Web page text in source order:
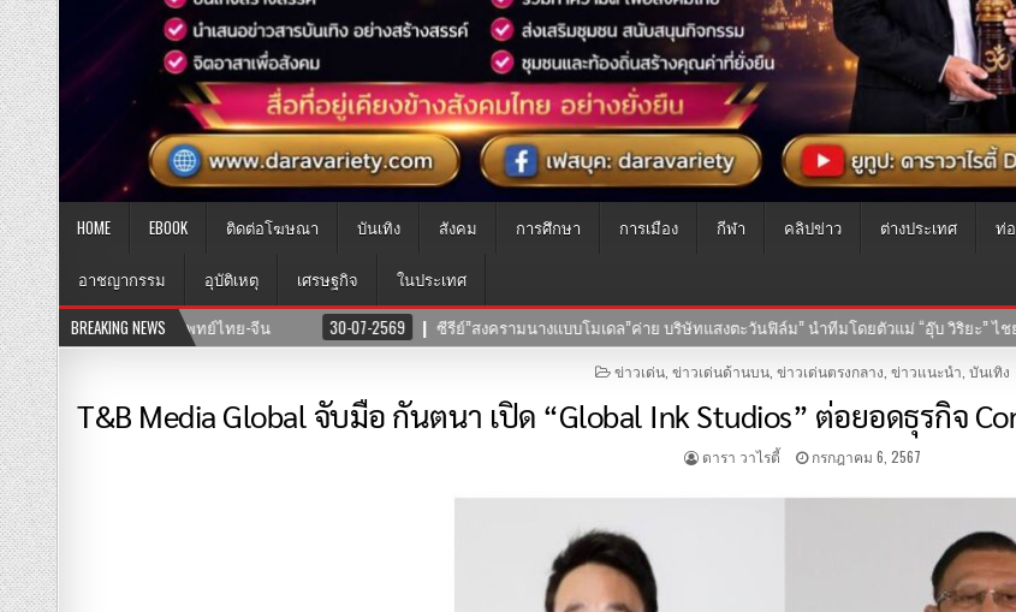
HOME EBOOK ติดต่อโฆษณา บันเทิง สังคม การศึกษา การเมือง กีฬา คลิปข่าว ต่างประเทศ ท่
อาชญากรรม อุบัติเหตุ เศรษฐกิจ
ในประเทศ
BREAKING NEWS
30-07-2569 ซีรีย์”สงครามนางแบบโมเดล”ค่าย บริษัทแสงตะวันฟิล์ม” นำทีมโดยตัวแม่ “อุ๊บ วิริยะ” ไชยภัทร กำกับการแสดง 25-07-2569
POSTED
ข่าวเด่น, ข่าวเด่นด้านบน, ข่าวเด่นตรงกลาง ข่าวแนะนำ บันเทิง
T&B Media Global จับมือ กันตนา เปิด “Global Ink Studios” ต่อยอดธุรกิจ
ดารา วาไรตี้ กรกฎาคม 6, 2567